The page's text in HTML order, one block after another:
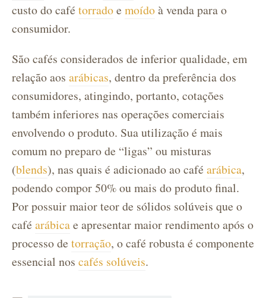
custo do café torradoe moídoà venda para o
consumidor.
São cafés considerados de inferior qualidade, em
relação aos arábicas, dentro da preferência dos
consumidores, atingindo, portanto, cotações
também inferiores nas operações comerciais
envolvendo o produto. Sua utilização é mais
comum no preparo de “ligas” ou misturas
(blends), nas quais é adicionado ao café arábica,
podendo compor 50% ou mais do produto final.
Por possuir maior teor de sólidos solúveis que o
café arábicae apresentar maior rendimento após o
processo de torração, o café robusta é componente
essencial nos cafés solúveis.